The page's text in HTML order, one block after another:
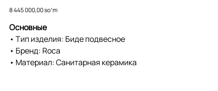
Price
8 445 000,00 soʻm
Основные
• Тип изделия: Биде подвесное
• Бренд: Roca
• Материал: Санитарная керамика